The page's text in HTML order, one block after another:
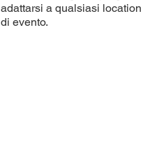
adattarsi a qualsiasi
di evento.